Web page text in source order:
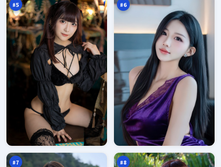
#5 #6
#7
生万
#8
东
追
凶
96
万